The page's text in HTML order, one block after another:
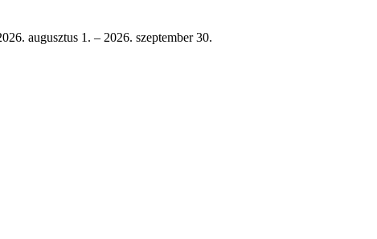
augusztus 1. – 2026. szeptember 30.